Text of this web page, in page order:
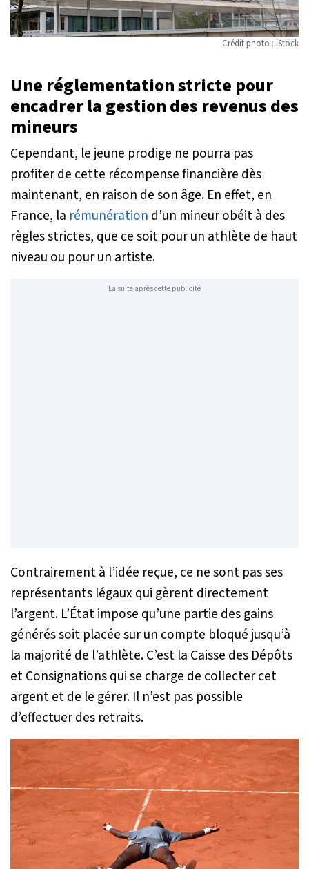
Crédit photo : iStock
Une réglementation stricte pour
encadrer la gestion des revenus des
mineurs
Cependant, le jeune prodige ne pourra pas
profiter de cette récompense financière dès
maintenant, en raison de son âge. En effet, en
France, la rémunération d’un mineur obéit à des
règles strictes, que ce soit pour un athlète de haut
niveau ou pour un artiste.
La suite après cette publicité
Contrairement à l’idée reçue, ce ne sont pas ses
représentants légaux qui gèrent directement
l’argent. L’État impose qu’une partie des gains
générés soit placée sur un compte bloqué jusqu’à
la majorité de l’athlète. C’est la Caisse des Dépôts
et Consignations qui se charge de collecter cet
argent et de le gérer. Il n’est pas possible
d’effectuer des retraits.